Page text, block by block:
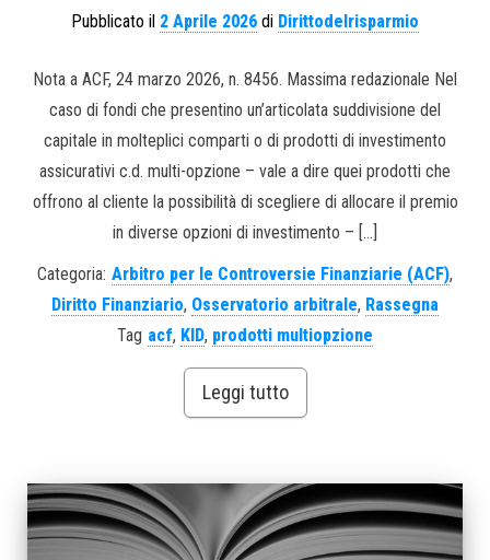
Pubblicato il 2 Aprile 2026 di Dirittodelrisparmio
Nota a ACF, 24 marzo 2026, n. 8456. Massima redazionale Nel
caso di fondi che presentino un’articolata suddivisione del
capitale in molteplici comparti o di prodotti di investimento
assicurativi c.d. multi-opzione – vale a dire quei prodotti che
offrono al cliente la possibilità di scegliere di allocare il premio
in diverse opzioni di investimento – […]
Categoria: Arbitro per le Controversie Finanziarie (ACF),
Diritto Finanziario, Osservatorio arbitrale, Rassegna
Tag acf, KID, prodotti multiopzione
Leggi tutto